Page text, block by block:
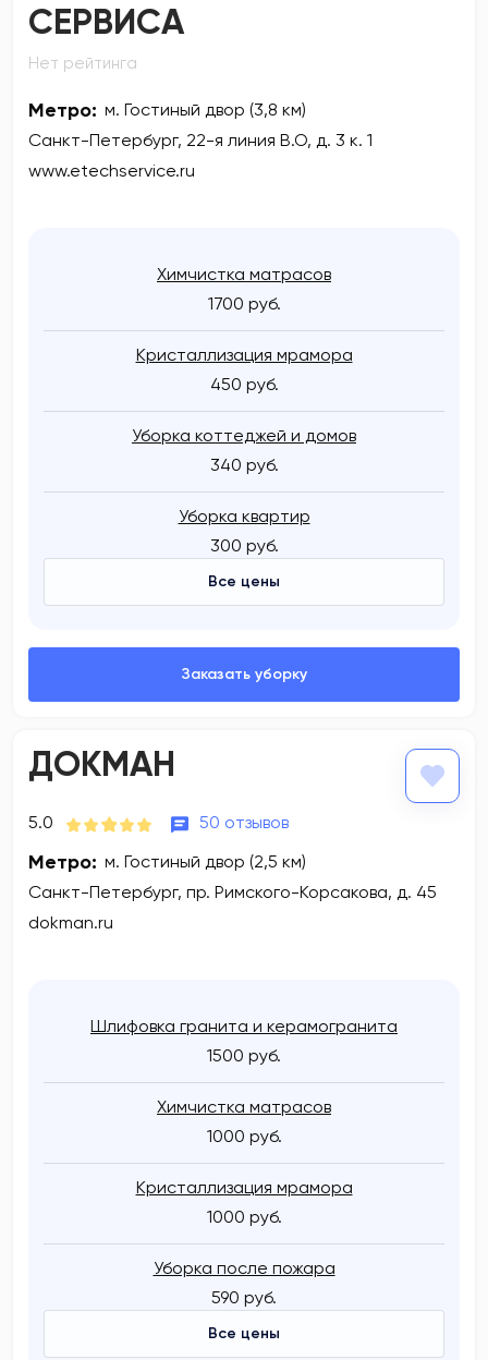
СЕРВИСА
Нет рейтинга
Метро: м. Гостиный двор (3,8 км)
Санкт-Петербург, 22-я линия В.О, д. 3 к. 1
www.etechservice.ru
Химчистка матрасов
1700 руб.
Кристаллизация мрамора
450 руб.
Уборка коттеджей и домов
340 руб.
Уборка квартир
300 руб.
Все цены
ДОКМАН
5.0 50 отзывов
Метро: м. Гостиный двор (2,5 км)
Санкт-Петербург, пр. Римского-Корсакова, д. 45
dokman.ru
Шлифовка гранита и керамогранита
1500 руб.
Химчистка матрасов
1000 руб.
Кристаллизация мрамора
1000 руб.
Уборка после пожара
590 руб.
Все цены